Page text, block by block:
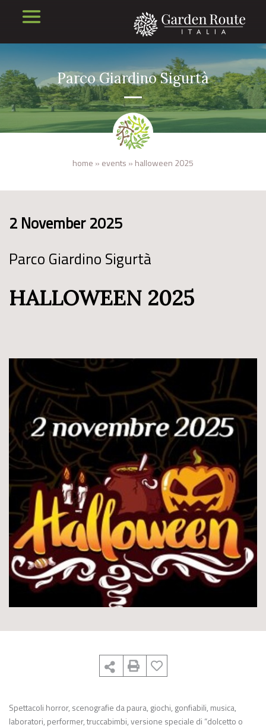
Parco Giardino Sigurtà
home » events » halloween 2025
2 November 2025
Parco Giardino Sigurtà
HALLOWEEN 2025
Spettacoli horror, scenografie da paura, giochi, gonfiabili, musica,
laboratori, performer, truccabimbi, versione speciale di “dolcetto o